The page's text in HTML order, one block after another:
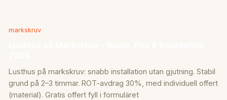
markskruv
Lusthus på markskruv: snabb installation utan gjutning. Stabil
grund på 2–3 timmar. ROT-avdrag 30%, med individuell offert
(material). Gratis offert fyll i formuläret